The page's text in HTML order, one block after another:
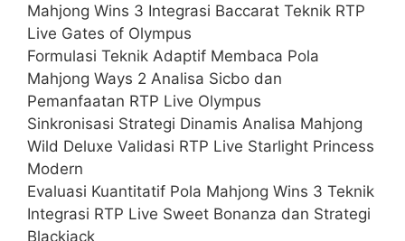
Mahjong Wins 3 Integrasi Baccarat Teknik RTP
Live Gates of Olympus
Formulasi Teknik Adaptif Membaca Pola
Mahjong Ways 2 Analisa Sicbo dan
Pemanfaatan RTP Live Olympus
Sinkronisasi Strategi Dinamis Analisa Mahjong
Wild Deluxe Validasi RTP Live Starlight Princess
Modern
Evaluasi Kuantitatif Pola Mahjong Wins 3 Teknik
Integrasi RTP Live Sweet Bonanza dan Strategi
Blackjack